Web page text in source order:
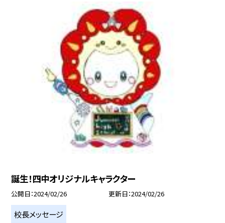
誕生！四中オリジナルキャラクター
公開日 2024/02/26 更新日 2024/02/26
校長メッセージ